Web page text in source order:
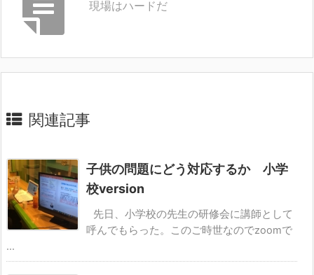
現場はハードだ
関連記事
子供の問題にどう対応するか 小学
校version
先日、小学校の先生の研修会に講師として
呼んでもらった。このご時世なのでzoomで
...